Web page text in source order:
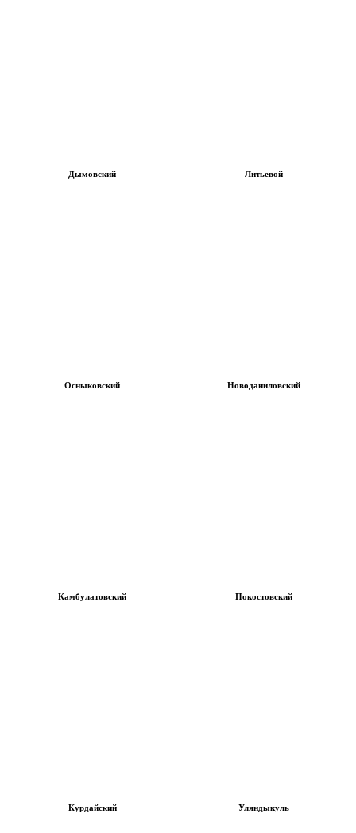
Дымовский Литьевой
Осныковский Новоданиловский
Камбулатовский Покостовский
Курдайский Уляндыкуль